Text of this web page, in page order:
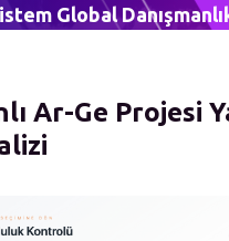
Global
Ar-Ge Projesi